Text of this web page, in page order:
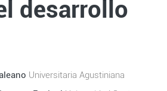
desarrollo
Universitaria Agustiniana